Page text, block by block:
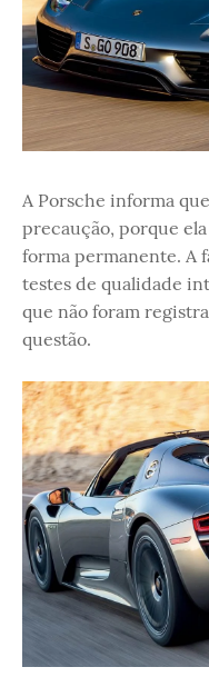
A Porsche informa
precaução, porque
forma permanente. A
testes de qualidade
que não foram
questão.